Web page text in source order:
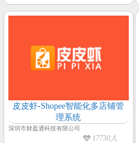
皮皮虾-Shopee智能化多店铺管
理系统
深圳市财盈通科技有限公司
17730人